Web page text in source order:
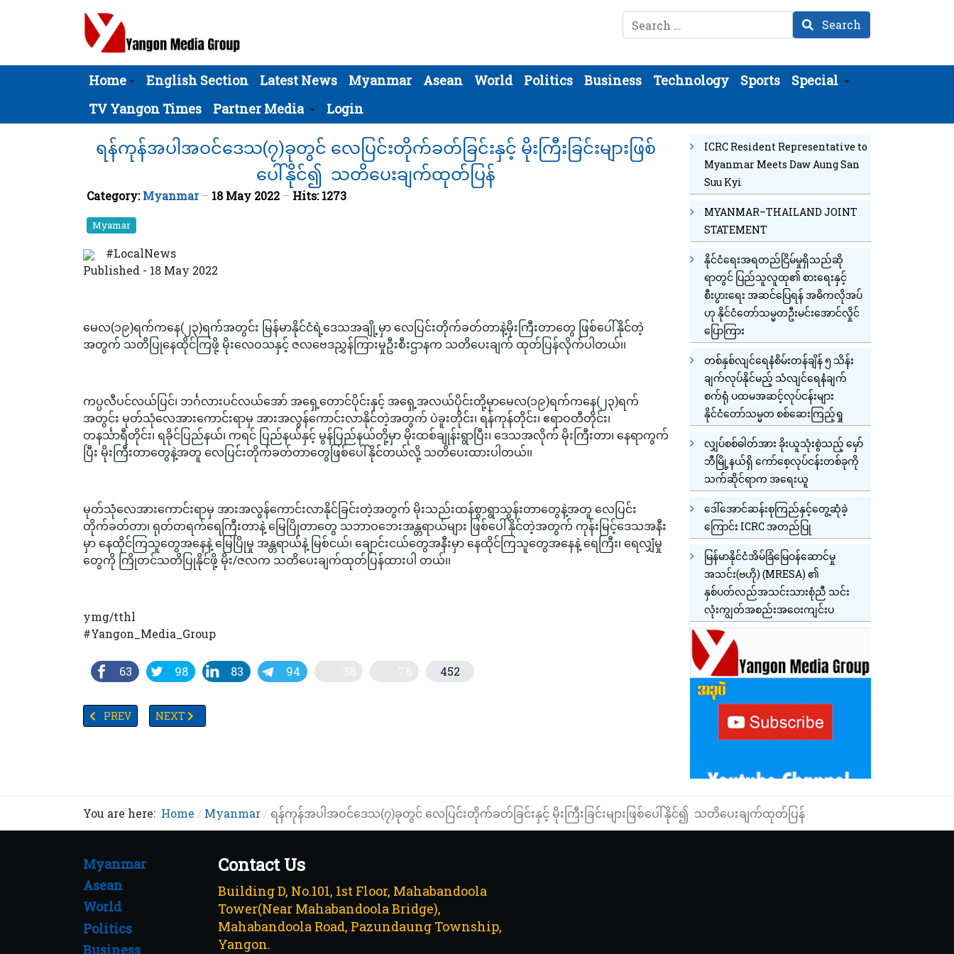
Search Search
Home English Section Latest News Myanmar Asean World Politics Business Technology Sports
Special
TV Yangon Times
Partner Media Login
ရန်ကုန်အပါအဝင်ဒေသ(၇)ခုတွင် လေပြင်းတိုက်ခတ်ခြင်းနှင့် မိုးကြီးခြင်းများဖြစ်
ပေါ်နိုင်၍ သတိပေးချက်ထုတ်ပြန်
Category:Myanmar 18 May 2022 Hits: 1273
Myamar
#LocalNews
Published - 18 May 2022
မေလ(၁၉)ရက်ကနေ(၂၃)ရက်အတွင်း မြန်မာနိုင်ငံရဲ့ဒေသအချို့မှာ လေပြင်းတိုက်ခတ်တာနဲ့မိုးကြီးတာတွေ ဖြစ်ပေါ်နိုင်တဲ့
အတွက် သတိပြုနေထိုင်ကြဖို့ မိုးလေဝသနှင့် ဇလဗေဒညွှန်ကြားမှုဦးစီးဌာနက သတိပေးချက် ထုတ်ပြန်လိုက်ပါတယ်၊၊
ကပ္ပလီပင်လယ်ပြင်၊ ဘင်္ဂလားပင်လယ်အော် အရှေ့တောင်ပိုင်းနှင့် အရှေ့အလယ်ပိုင်းတို့မှာမေလ(၁၉)ရက်ကနေ(၂၃)ရက်
အတွင်း မုတ်သုံလေအားကောင်းရာမှ အားအလွန်ကောင်းလာနိုင်တဲ့အတွက် ပဲခူးတိုင်း၊ ရန်ကုန်တိုင်း၊ ဧရာဝတီတိုင်း၊
တနင်္သာရီတိုင်း၊ ရခိုင်ပြည်နယ်၊ ကရင် ပြည်နယ်နှင့် မွန်ပြည်နယ်တို့မှာ မိုးထစ်ချုန်းရွာပြီး၊ ဒေသအလိုက် မိုးကြီးတာ၊ နေရာကွက်
ပြီး မိုးကြီးတာတွေနဲ့အတူ လေပြင်းတိုက်ခတ်တာတွေဖြစ်ပေါ်နိုင်တယ်လို့ သတိပေးထားပါတယ်၊၊
မုတ်သုံလေအားကောင်းရာမှ အားအလွန်ကောင်းလာနိုင်ခြင်းတဲ့အတွက် မိုးသည်းထန်စွာရွာသွန်းတာတွေနဲ့အတူ လေပြင်း
တိုက်ခတ်တာ၊ ရုတ်တရက်ရေကြီးတာနဲ့ မြေပြိုတာတွေ သဘာဝဘေးအန္တရာယ်များ ဖြစ်ပေါ်နိုင်တဲ့အတွက် ကုန်းမြင့်ဒေသအနီး
မှာ နေထိုင်ကြသူတွေအနေနဲ့ မြေပြိုမှု အန္တရာယ်နဲ့ မြစ်ငယ်၊ ချောင်းငယ်တွေအနီးမှာ နေထိုင်ကြသူတွေအနေနဲ့ ရေကြီး၊ ရေလျှံမှု
တွေကို ကြိုတင်သတိပြုနိုင်ဖို့ မိုး/ဇလက သတိပေးချက်ထုတ်ပြန်ထားပါ တယ်၊၊
ymg/tthl
#Yangon_Media_Group
63 98 83 94 38 76 452
PREVIOUS ARTICLE: ဘတ်စ်ကားမှတ်တိုင်တွင် ရပ်သည့် CITYTAXIများကို အရေးယူနေပြီ
PREV NEXT ARTICLE: ဗန်းမော်အကျဉ်းထောင်မှ ပြန်လွတ်လာသော တရုတ်နိုင်ငံသား ၁၄ ဦးအား ပြည်နှင်ဒဏ်ပေး
NEXT
ICRC Resident Representative to
Myanmar Meets Daw Aung San
Suu Kyi
MYANMAR–THAILAND JOINT
STATEMENT
နိုင်ငံရေးအရတည်ငြိမ်မှုရှိသည်ဆို
ရာတွင် ပြည်သူလူထု၏ စားရေးနှင့်
စီးပွားရေး အဆင်ပြေရန် အဓိကလိုအပ်
ဟု နိုင်ငံတော်သမ္မတဦးမင်းအောင်လှိုင်
ပြောကြား
တစ်နှစ်လျင်ရေနံစိမ်းတန်ချိန် ၅ သိန်း
ချက်လုပ်နိုင်မည့် သံလျင်ရေနံချက်
စက်ရုံ ပထမအဆင့်လုပ်ငန်းများ
နိုင်ငံတော်သမ္မတ စစ်ဆေးကြည့်ရှု
လျှပ်စစ်ဓါတ်အား ခိုးယူသုံးစွဲသည့် မှော်
ဘီမြို့နယ်ရှိ ကော်စေ့လုပ်ငန်းတစ်ခုကို
သက်ဆိုင်ရာက အရေးယူ
ဒေါ်အောင်ဆန်းစုကြည်နှင့်တွေ့ဆုံခဲ့
ကြောင်း ICRC အတည်ပြု
မြန်မာနိုင်ငံအိမ်ခြံမြေဝန်ဆောင်မှု
အသင်း(ဗဟို) (MRESA) ၏
နှစ်ပတ်လည်အသင်းသားစုံညီ သင်း
လုံးကျွတ်အစည်းအဝေးကျင်းပ
You are here: Home Myanmar ရန်ကုန်အပါအဝင်ဒေသ(၇)ခုတွင် လေပြင်းတိုက်ခတ်ခြင်းနှင့် မိုးကြီးခြင်းများဖြစ်ပေါ်နိုင်၍ သတိပေးချက်ထုတ်ပြန်
Myanmar
Asean
World
Politics
Business
Contact Us
Building D, No.101, 1st Floor, Mahabandoola
Tower(Near Mahabandoola Bridge),
Mahabandoola Road, Pazundaung Township,
Yangon.